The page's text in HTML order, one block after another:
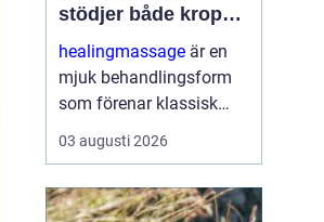
stödjer både kropp
och sinne
healingmassage är en
mjuk behandlingsform
som förenar klassisk
massage med
energibaserad healing.
avslappning, lösa upp
03 augusti 2026